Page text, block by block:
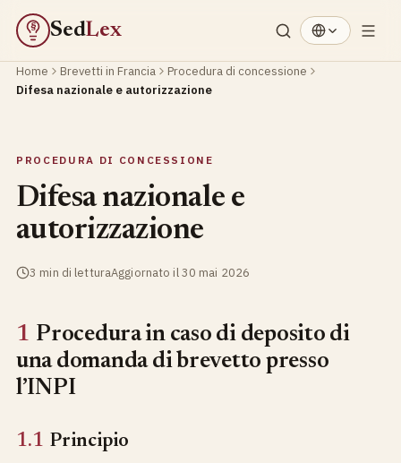
§ SedLex
Home Brevetti in Francia
Procedura di concessione
Difesa nazionale e autorizzazione
PROCEDURA DI CONCESSIONE
Difesa nazionale e
autorizzazione
3 min di letturaAggiornato il 30 mai 2026
1 Procedura in caso di deposito di
una domanda di brevetto presso
l’INPI
1.1 Principio